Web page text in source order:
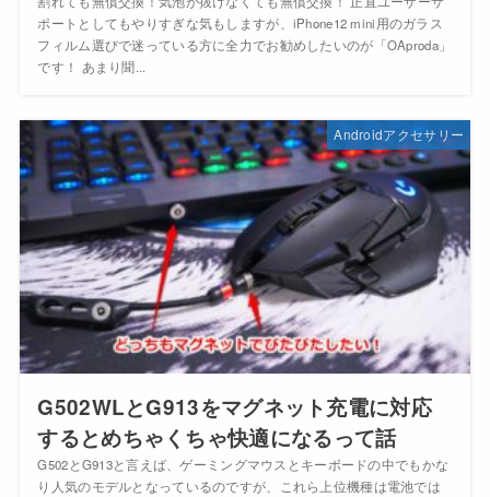
ポートとしてもやりすぎな気もしますが、iPhone12 mini用のガラス
フィルム選びで迷っている方に全力でお勧めしたいのが「OAproda」
です！ あまり聞...
Androidアクセサリー
G502WLとG913をマグネット充電に対応
するとめちゃくちゃ快適になるって話
G502とG913と言えば、ゲーミングマウスとキーボードの中でもかな
り人気のモデルとなっているのですが、これら上位機種は電池では